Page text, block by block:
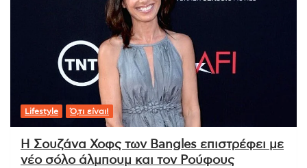
Lifestyle Ό,τι είναι!
Η Σουζάνα Χοφς των Bangles επιστρέφει με
νέο σόλο άλμπουμ και τον Ρούφους